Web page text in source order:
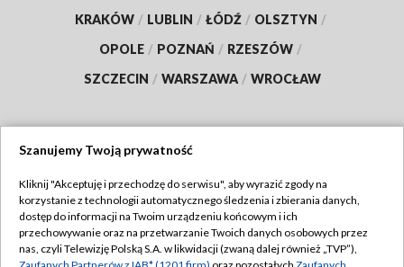
KRAKÓW / LUBLIN / ŁÓDŹ / OLSZTYN /
OPOLE / POZNAŃ / RZESZÓW /
SZCZECIN / WARSZAWA / WROCŁAW
TVP
Abonament TVP
Emisja w TVP
Regulamin TVP
Szanujemy Twoją prywatność
Kliknij "Akceptuję i przechodzę do serwisu", aby wyrazić zgody na
korzystanie z technologii automatycznego śledzenia i zbierania danych,
dostęp do informacji na Twoim urządzeniu końcowym i ich
przechowywanie oraz na przetwarzanie Twoich danych osobowych przez
nas, czyli Telewizję Polską S.A. w likwidacji (zwaną dalej również „TVP”),